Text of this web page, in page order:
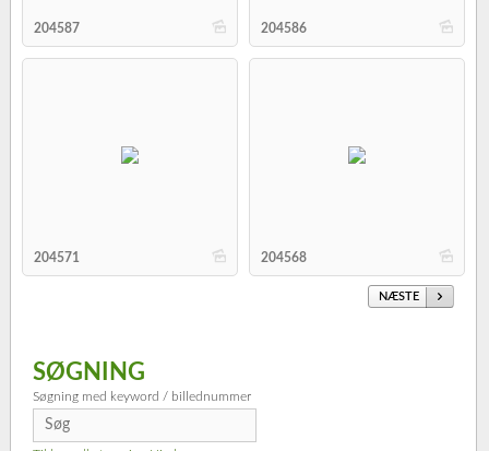
b
204587 b
204586
b
204571 b
204568
NÆSTE
SØGNING
Søgning med keyword / billednummer